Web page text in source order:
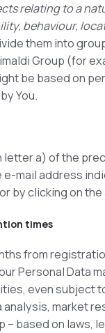
relating to a
behaviour,
them into
Group (for
be based on
You.
a) of the
mail address
by clicking on
times
from
Personal
even subject
market
– based on